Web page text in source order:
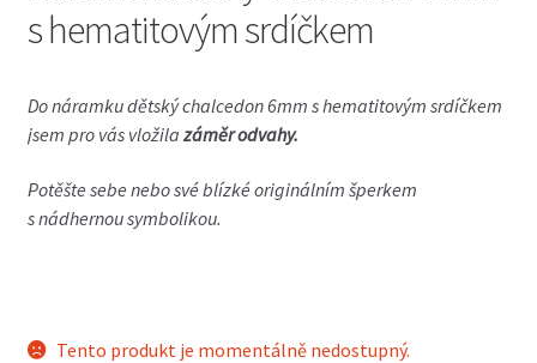
s hematitovým srdíčkem
Donáramku dětský chalcedon 6mm s hematitovým srdíčkem
jsem pro vás vložila záměr odvahy.
Potěšte sebe nebo své blízké originálním šperkem
s nádhernou symbolikou.
Tento produkt je momentálně nedostupný.